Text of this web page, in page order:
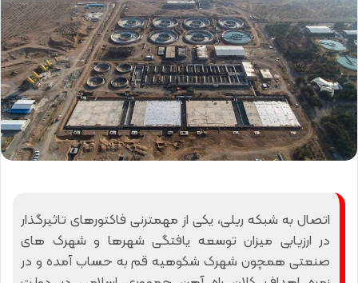
اتصال به شبکه ریلی، یکی از مهمترنی فاکتورهای تاثیرگذار
در ارزیابی میزان توسعه یافتگی شهرها و شهرک های
صنعتی همچون شهرک شکوهیه قم به حساب آمده و در